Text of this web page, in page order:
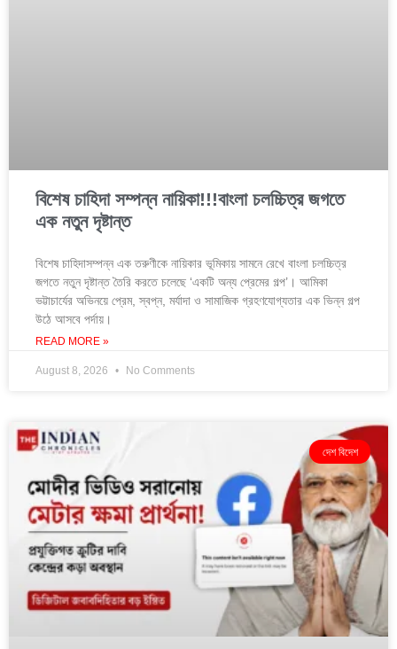
বিশেষ চাহিদা সম্পন্ন নায়িকা!!!বাংলা চলচ্চিত্র জগতে
এক নতুন দৃষ্টান্ত
বিশেষ চাহিদাসম্পন্ন এক তরুণীকে নায়িকার ভূমিকায় সামনে রেখে বাংলা চলচ্চিত্র
জগতে নতুন দৃষ্টান্ত তৈরি করতে চলেছে ‘একটি অন্য প্রেমের গল্প’। আমিকা
ভট্টাচার্যের অভিনয়ে প্রেম, স্বপ্ন, মর্যাদা ও সামাজিক গ্রহণযোগ্যতার এক ভিন্ন গল্প
উঠে আসবে পর্দায়।
READ MORE »
August 8, 2026 No Comments
দেশ বিদেশ